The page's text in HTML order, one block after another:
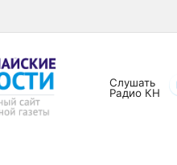
Слушать
Радио КН